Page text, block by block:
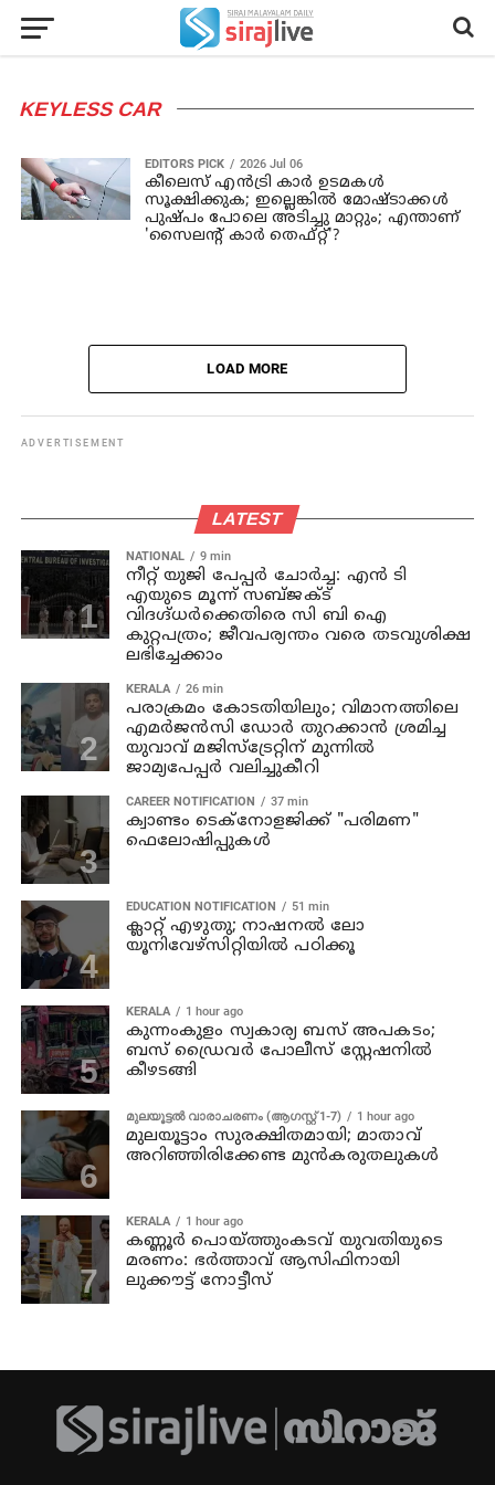
KEYLESS CAR
EDITORS PICK 2026 Jul 06
കീലെസ് എൻട്രി കാർ ഉടമകൾ
സൂക്ഷിക്കുക; ഇല്ലെങ്കിൽ മോഷ്ടാക്കൾ
പുഷ്പം പോലെ അടിച്ചു മാറ്റും; എന്താണ്
'സൈലന്റ് കാർ തെഫ്റ്റ്'?
LOAD MORE
ADVERTISEMENT
LATEST
NATIONAL 9 min
നീറ്റ് യുജി പേപ്പർ ചോർച്ച: എൻ ടി
എയുടെ മൂന്ന് സബ്ജക്ട്
വിദഗ്ദ്ധർക്കെതിരെ സി ബി ഐ
കുറ്റപത്രം; ജീവപര്യന്തം വരെ തടവുശിക്ഷ
ലഭിച്ചേക്കാം
KERALA 26 min
പരാക്രമം കോടതിയിലും; വിമാനത്തിലെ
എമര്‍ജന്‍സി ഡോര്‍ തുറക്കാന്‍ ശ്രമിച്ച
യുവാവ് മജിസ്ട്രേറ്റിന് മുന്നില്‍
ജാമ്യപേപ്പര്‍ വലിച്ചുകീറി
CAREER NOTIFICATION 37 min
ക്വാണ്ടം ടെക്‌നോളജിക്ക് "പരിമണ"
ഫെലോഷിപ്പുകൾ
EDUCATION NOTIFICATION 51 min
ക്ലാറ്റ് എഴുതു; നാഷനൽ ലോ
യൂനിവേഴ്‌സിറ്റിയിൽ പഠിക്കൂ
KERALA 1 hour ago
കുന്നംകുളം സ്വകാര്യ ബസ് അപകടം;
ബസ് ഡ്രൈവര്‍ പോലീസ് സ്റ്റേഷനില്‍
കീഴടങ്ങി
മുലയൂട്ടൽ വാരാചരണം (ആഗസ്റ്റ് 1-7) 1 hour ago
മുലയൂട്ടാം സുരക്ഷിതമായി; മാതാവ്
അറിഞ്ഞിരിക്കേണ്ട മുൻകരുതലുകൾ
KERALA 1 hour ago
കണ്ണൂര്‍ പൊയ്ത്തുംകടവ് യുവതിയുടെ
മരണം: ഭർത്താവ് ആസിഫിനായി
ലുക്കൗട്ട് നോട്ടീസ്